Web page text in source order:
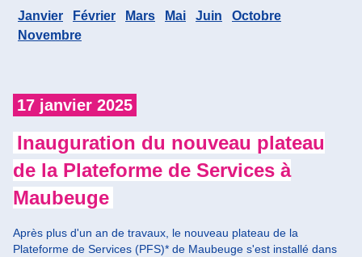
Janvier Février Mars Mai Juin
Octobre
Novembre
Inauguration du nouveau plateau
de la Plateforme de Services à
Maubeuge
17 janvier 2025
Après plus d'un an de travaux, le nouveau plateau de la
Plateforme de Services (PFS)* de Maubeuge s'est installé dans